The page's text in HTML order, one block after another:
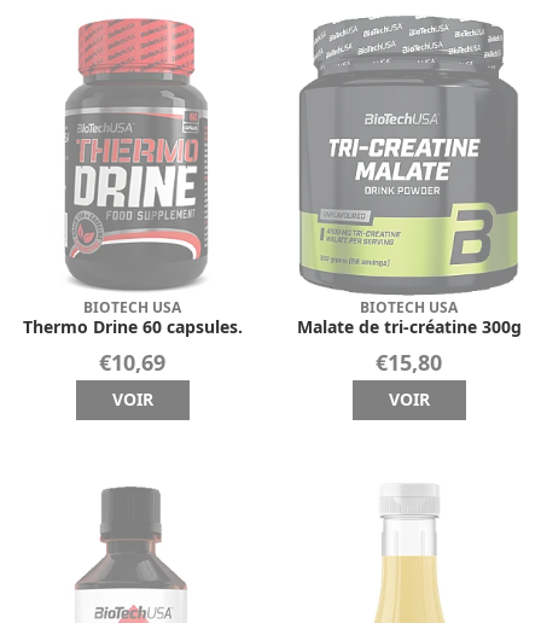
BIOTECH USA
Thermo Drine 60 capsules.
€10,69
VOIR
BIOTECH USA
Malate de tri-créatine 300g
€15,80
VOIR